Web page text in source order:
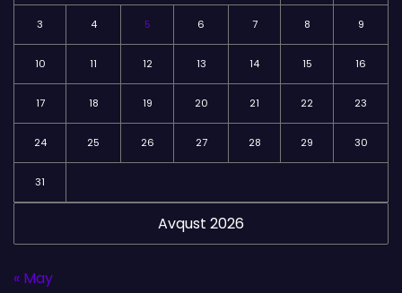
Avqust 2026
3 4 5 6 7 8 9
10 11 12 13 14 15 16
17 18 19 20 21 22 23
24 25 26 27 28 29 30
31
« May